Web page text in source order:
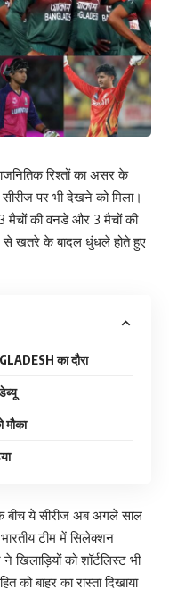
रिश्तों का असर के
पर भी देखने को मिला।
मैचों की वनडे और 3 मैचों की
से खतरे के बादल धुंधले होते हुए
का दौरा
मौका
के बीच ये सीरीज अब अगले साल
टीम में सिलेक्शन
को शॉर्टलिस्ट भी
को बाहर का रास्ता दिखाया